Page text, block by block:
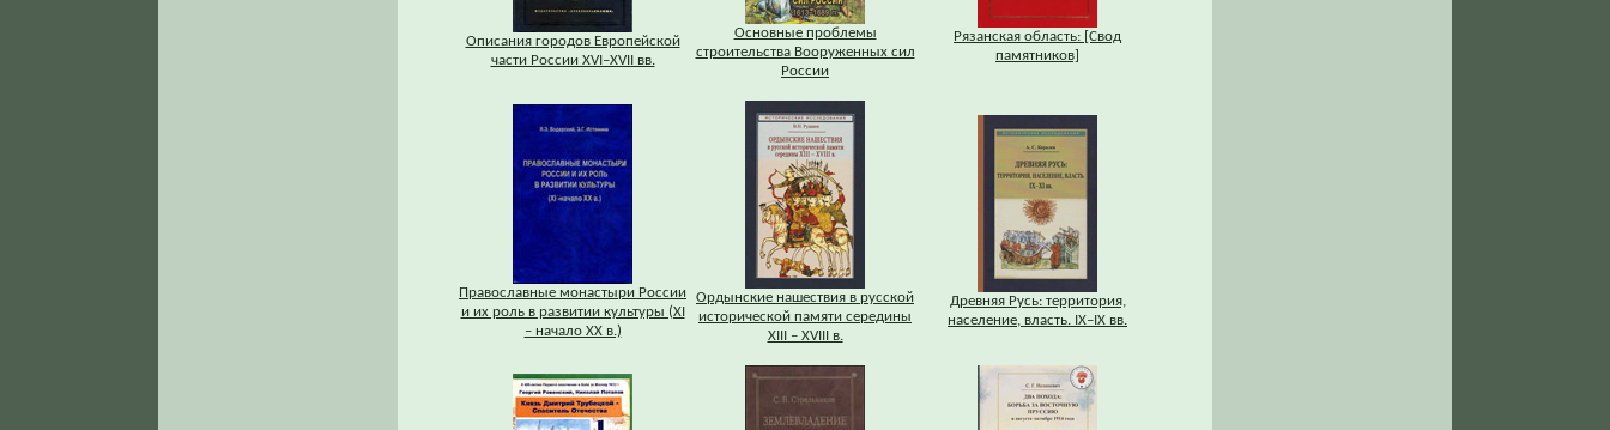
Описания городов Европейской
части России XVI–XVII вв.
Основные проблемы
строительства Вооруженных сил
России
Рязанская область: [Свод
памятников]
Православные монастыри России
и их роль в развитии культуры (XI
– начало XX в.)
Ордынские нашествия в русской
исторической памяти середины
XIII – XVIII в.
Древняя Русь: территория,
население, власть. IХ–IХ вв.